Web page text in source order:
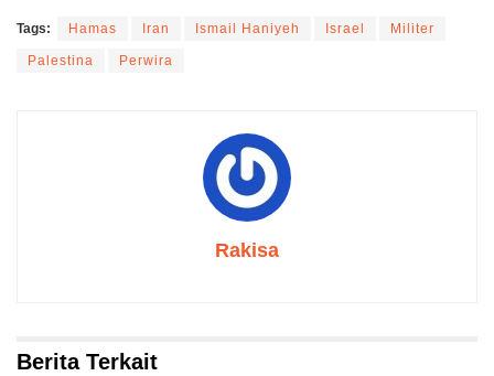
Tags: Hamas Iran Ismail Haniyeh Israel Militer
Palestina Perwira
Rakisa
Berita Terkait